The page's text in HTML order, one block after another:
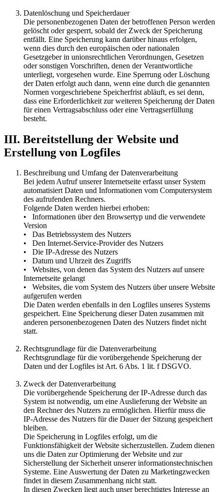
Datenlöschung und Speicherdauer
Die personenbezogenen Daten der betroffenen Person werden
gelöscht oder gesperrt, sobald der Zweck der Speicherung
entfällt. Eine Speicherung kann darüber hinaus erfolgen,
wenn dies durch den europäischen oder nationalen
Gesetzgeber in unionsrechtlichen Verordnungen, Gesetzen
oder sonstigen Vorschriften, denen der Verantwortliche
unterliegt, vorgesehen wurde. Eine Sperrung oder Löschung
der Daten erfolgt auch dann, wenn eine durch die genannten
Normen vorgeschriebene Speicherfrist abläuft, es sei denn,
dass eine Erforderlichkeit zur weiteren Speicherung der Daten
für einen Vertragsabschluss oder eine Vertragserfüllung
besteht.
III. Bereitstellung der Website und
Erstellung von Logfiles
Beschreibung und Umfang der Datenverarbeitung
Bei jedem Aufruf unserer Internetseite erfasst unser System
automatisiert Daten und Informationen vom Computersystem
des aufrufenden Rechners.
Folgende Daten werden hierbei erhoben:
• Informationen über den Browsertyp und die verwendete
Version
• Das Betriebssystem des Nutzers
• Den Internet-Service-Provider des Nutzers
• Die IP-Adresse des Nutzers
• Datum und Uhrzeit des Zugriffs
• Websites, von denen das System des Nutzers auf unsere
Internetseite gelangt
• Websites, die vom System des Nutzers über unsere Website
aufgerufen werden
Die Daten werden ebenfalls in den Logfiles unseres Systems
gespeichert. Eine Speicherung dieser Daten zusammen mit
anderen personenbezogenen Daten des Nutzers findet nicht
statt.
Rechtsgrundlage für die Datenverarbeitung
Rechtsgrundlage für die vorübergehende Speicherung der
Daten und der Logfiles ist Art. 6 Abs. 1 lit. f DSGVO.
Zweck der Datenverarbeitung
Die vorübergehende Speicherung der IP-Adresse durch das
System ist notwendig, um eine Auslieferung der Website an
den Rechner des Nutzers zu ermöglichen. Hierfür muss die
IP-Adresse des Nutzers für die Dauer der Sitzung gespeichert
bleiben.
Die Speicherung in Logfiles erfolgt, um die
Funktionsfähigkeit der Website sicherzustellen. Zudem dienen
uns die Daten zur Optimierung der Website und zur
Sicherstellung der Sicherheit unserer informationstechnischen
Systeme. Eine Auswertung der Daten zu Marketingzwecken
findet in diesem Zusammenhang nicht statt.
In diesen Zwecken liegt auch unser berechtigtes Interesse an